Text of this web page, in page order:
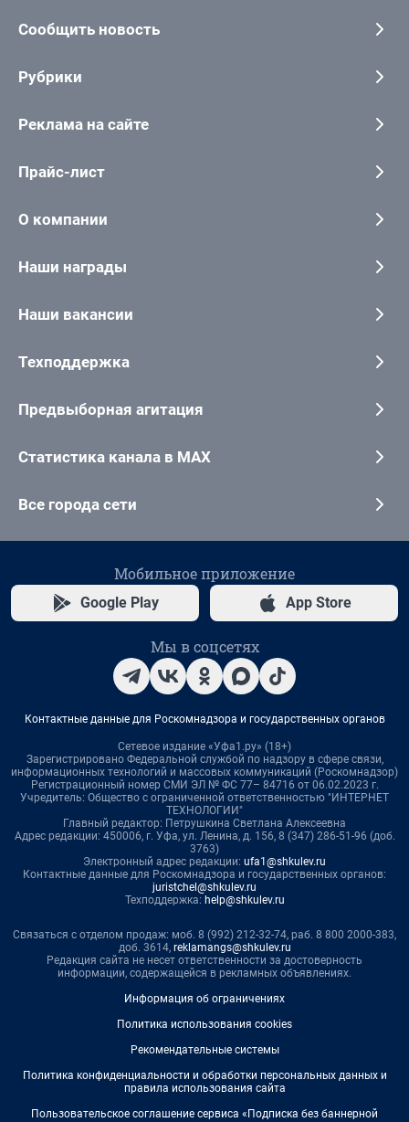
Сообщить новость
Рубрики
Реклама на сайте
Прайс-лист
О компании
Наши награды
Наши вакансии
Техподдержка
Предвыборная агитация
Статистика канала в MAX
Все города сети
Мобильное приложение
Google Play App Store
Мы в соцсетях
Контактные данные для Роскомнадзора и государственных органов
Сетевое издание «Уфа1.ру» (18+)
Зарегистрировано Федеральной службой по надзору в сфере связи,
информационных технологий и массовых коммуникаций (Роскомнадзор)
Регистрационный номер СМИ ЭЛ № ФС 77– 84716 от 06.02.2023 г.
Учредитель: Общество с ограниченной ответственностью "ИНТЕРНЕТ
ТЕХНОЛОГИИ"
Главный редактор: Петрушкина Светлана Алексеевна
Адрес редакции: 450006, г. Уфа, ул. Ленина, д. 156, 8 (347) 286-51-96 (доб.
3763)
Электронный адрес редакции: ufa1@shkulev.ru
Контактные данные для Роскомнадзора и государственных органов:
juristchel@shkulev.ru
Техподдержка: help@shkulev.ru
Связаться с отделом продаж: моб. 8 (992) 212-32-74, раб. 8 800 2000-383,
доб. 3614, reklamangs@shkulev.ru
Редакция сайта не несет ответственности за достоверность
информации, содержащейся в рекламных объявлениях.
Информация об ограничениях
Политика использования cookies
Рекомендательные системы
Политика конфиденциальности и обработки персональных данных и
правила использования сайта
Пользовательское соглашение сервиса «Подписка без баннерной